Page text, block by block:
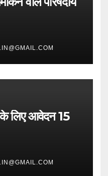
के लिए आवेदन 15